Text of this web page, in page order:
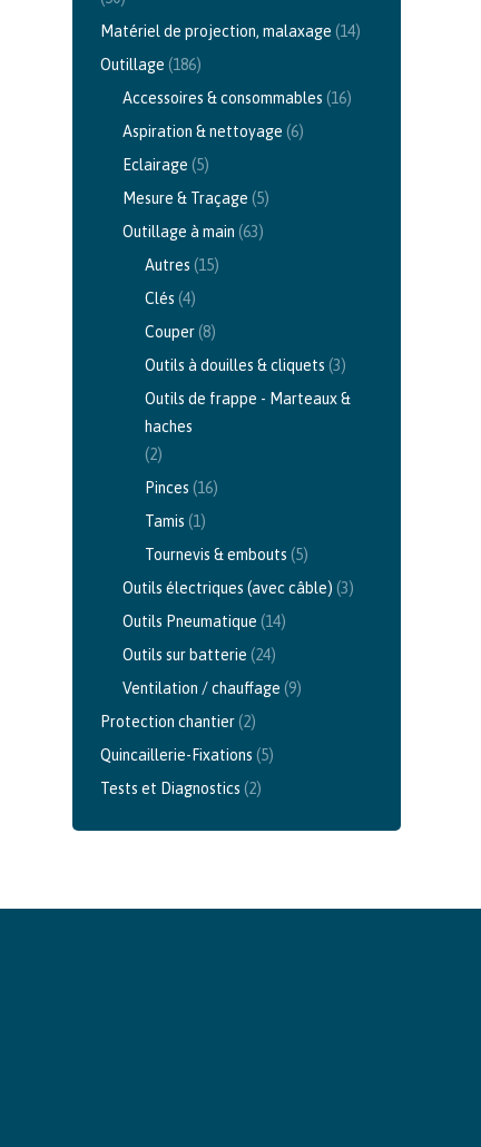
Matériel de projection, malaxage (14)
Outillage (186)
Accessoires & consommables (16)
Aspiration & nettoyage (6)
Eclairage (5)
Mesure & Traçage (5)
Outillage à main (63)
Autres (15)
Clés (4)
Couper(8)
Outils à douilles & cliquets (3)
Outils de frappe - Marteaux &
haches
(2)
Pinces (16)
Tamis (1)
Tournevis & embouts (5)
Outils électriques (avec câble) (3)
Outils Pneumatique (14)
Outils sur batterie (24)
Ventilation / chauffage (9)
Protection chantier(2)
Quincaillerie-Fixations (5)
Tests et Diagnostics (2)